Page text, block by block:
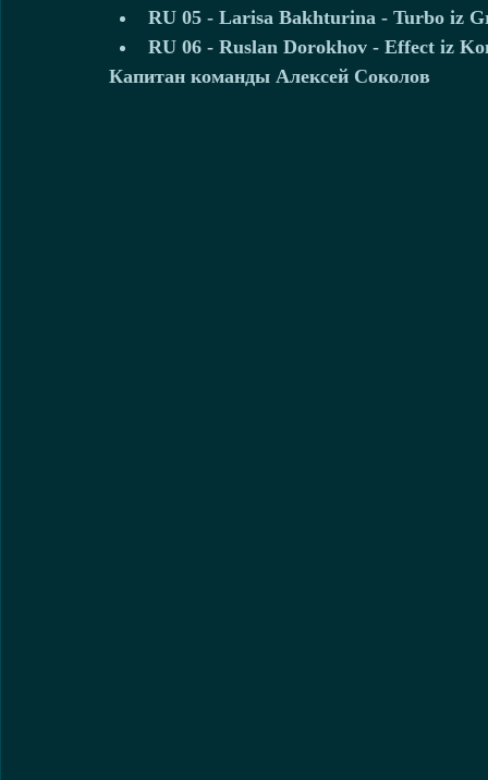
RU 05 - Larisa Bakhturina - Turbo iz
RU 06 - Ruslan Dorokhov - Effect iz
Капитан команды Алексей Соколов